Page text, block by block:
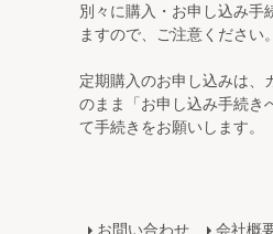
別々に購入・お申し込み手
ますので、ご注意ください。
定期購入のお申し込みは、
のまま「お申し込み手続き
て手続きをお願いします。
お問い合わせ 会社概